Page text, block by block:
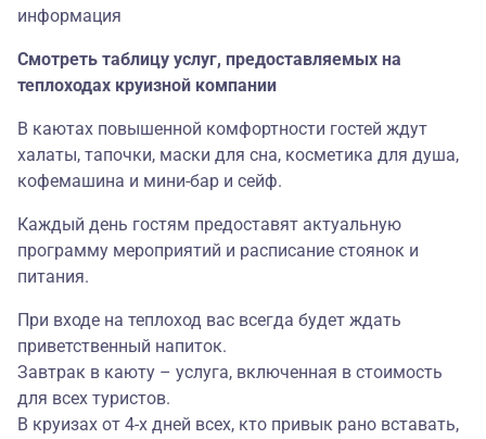
информация
Смотреть таблицу услуг, предоставляемых на
теплоходах круизной компании
В каютах повышенной комфортности гостей ждут
халаты, тапочки, маски для сна, косметика для душа,
кофемашина и мини-бар и сейф.
Каждый день гостям предоставят актуальную
программу мероприятий и расписание стоянок и
питания.
При входе на теплоход вас всегда будет ждать
приветственный напиток.
Завтрак в каюту – услуга, включенная в стоимость
для всех туристов.
В круизах от 4-х дней всех, кто привык рано вставать,